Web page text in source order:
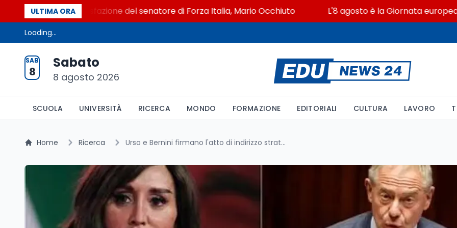
ULTIMA ORA
La soddisfazione del senatore di Forza Italia, Mario Occhiuto L'8 agosto è la Giornata europea in
Loading...
SAB
8
Sabato
8 agosto 2026
SCUOLA UNIVERSITÀ RICERCA MONDO FORMAZIONE EDITORIALI CULTURA LAVORO
Home Ricerca Urso e Bernini firmano l'atto di indirizzo strategico MIMIT-MUR 2026-2028